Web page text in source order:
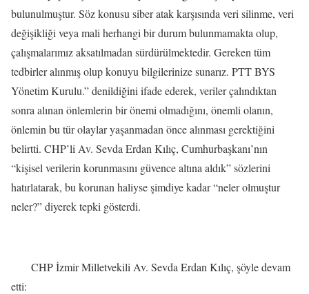
bulunulmuştur. Söz konusu siber atak karşısında veri silinme, veri
değişikliği veya mali herhangi bir durum bulunmamakta olup,
çalışmalarımız aksatılmadan sürdürülmektedir. Gereken tüm
tedbirler alınmış olup konuyu bilgilerinize sunarız. PTT BYS
Yönetim Kurulu.” denildiğini ifade ederek, veriler çalındıktan
sonra alınan önlemlerin bir önemi olmadığını, önemli olanın,
önlemin bu tür olaylar yaşanmadan önce alınması gerektiğini
belirtti. CHP’li Av. Sevda Erdan Kılıç, Cumhurbaşkanı’nın
“kişisel verilerin korunmasını güvence altına aldık” sözlerini
hatırlatarak, bu korunan haliyse şimdiye kadar “neler olmuştur
neler?” diyerek tepki gösterdi.
CHP İzmir Milletvekili Av. Sevda Erdan Kılıç, şöyle devam
etti: